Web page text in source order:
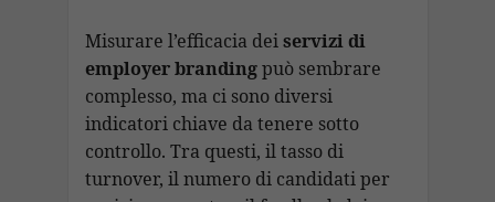
Misurare l’efficacia deiservizi di
employer brandingpuò sembrare
complesso, ma ci sono diversi
indicatori chiave da tenere sotto
controllo. Tra questi, il tasso di
turnover, il numero di candidati per